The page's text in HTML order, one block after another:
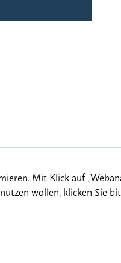
Mit Klick auf
wollen, klicken Sie